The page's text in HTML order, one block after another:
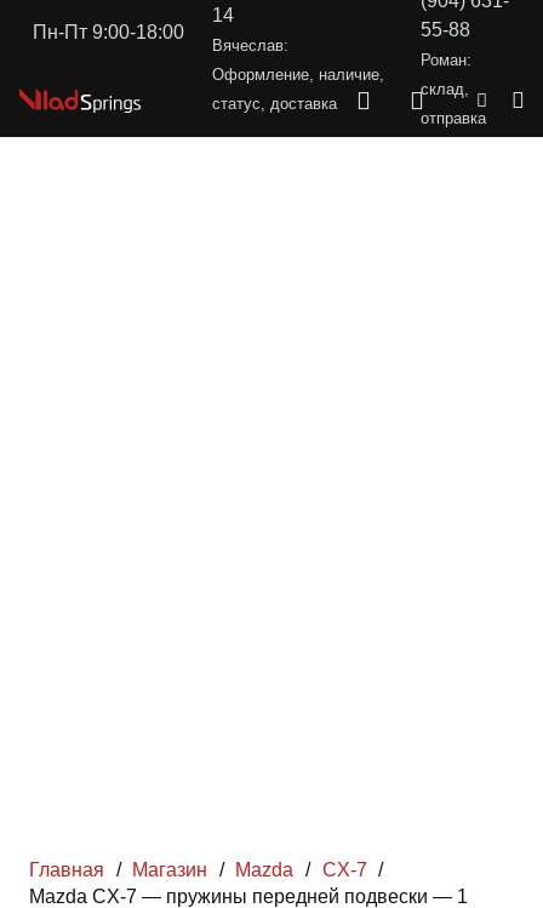
Пн-Пт 9:00-18:00
14
Вячеслав:
Оформление, наличие,
статус, доставка
55-88
Роман:
склад,
отправка
Главная / Магазин / Mazda / CX-7 /
Mazda CX-7 — пружины передней подвески — 1